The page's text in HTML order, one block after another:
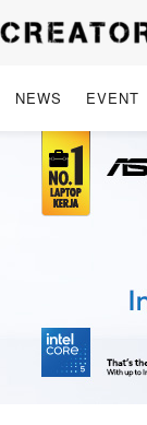
NEWS EVENT